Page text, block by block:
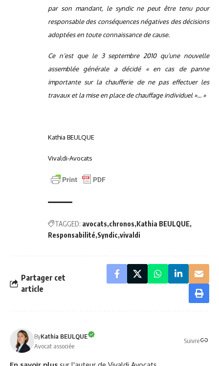
par son mandant, le syndic ne peut être tenu pour
responsable des conséquences négatives des décisions
adoptées en toute connaissance de cause.
Ce n’est que le 3 septembre 2010 qu’une nouvelle
assemblée générale a décidé « en cas de panne
importante sur la chaufferie de ne pas effectuer les
travaux et la mise en place de chauffage individuel »… »
Kathia BEULQUE
Vivaldi-Avocats
TAGGED: avocats chronos Kathia BEULQUE
Responsabilité Syndic vivaldi
Partager cet
article
ByKathia BEULQUE
Avocat associée
Suivre